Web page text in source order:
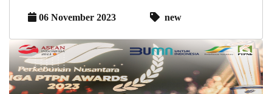
06 November 2023 new